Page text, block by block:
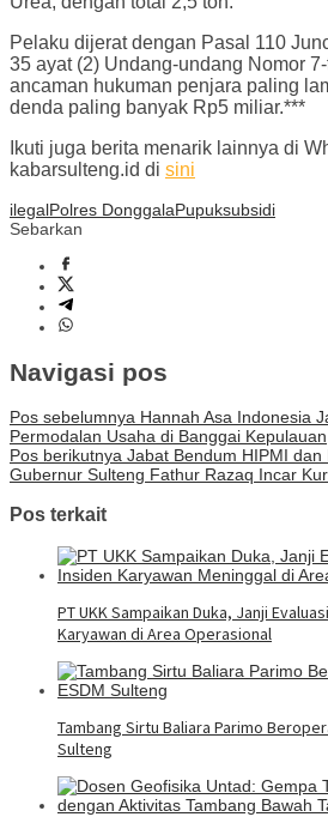
Pelaku dijerat dengan Pasal 110
35 ayat (2) Undang-undang Nomor
ancaman hukuman penjara paling
denda paling banyak Rp5 miliar.***
Ikuti juga berita menarik lainnya di
kabarsulteng.id di sini
ilegalPolres DonggalaPupuksubsidi
Sebarkan
Navigasi pos
Pos sebelumnya Hannah Asa Indonesia
Permodalan Usaha di Banggai Kepulauan
Pos berikutnya Jabat Bendum HIPMI dan
Gubernur Sulteng Fathur Razaq Incar
Pos terkait
PT UKK Sampaikan Duka, Janji
Karyawan di Area Operasional
Tambang Sirtu Baliara Parimo
Sulteng